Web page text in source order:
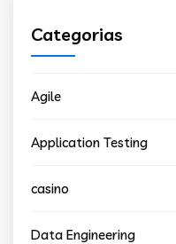
Categorias
Agile
Application Testing
casino
Data Engineering